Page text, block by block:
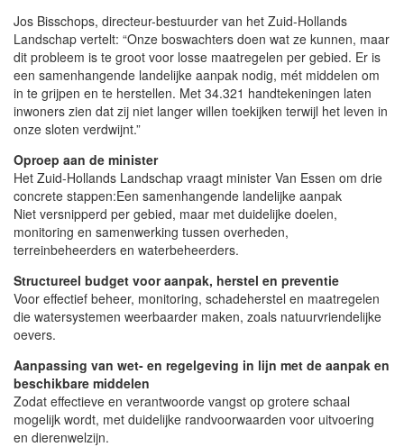
Jos Bisschops, directeur-bestuurder van het Zuid-Hollands
Landschap vertelt: “Onze boswachters doen wat ze kunnen, maar
dit probleem is te groot voor losse maatregelen per gebied. Er is
een samenhangende landelijke aanpak nodig, mét middelen om
in te grijpen en te herstellen. Met 34.321 handtekeningen laten
inwoners zien dat zij niet langer willen toekijken terwijl het leven in
onze sloten verdwijnt.”
Oproep aan de minister
Het Zuid-Hollands Landschap vraagt minister Van Essen om drie
concrete stappen:Een samenhangende landelijke aanpak
Niet versnipperd per gebied, maar met duidelijke doelen,
monitoring en samenwerking tussen overheden,
terreinbeheerders en waterbeheerders.
Structureel budget voor aanpak, herstel en preventie
Voor effectief beheer, monitoring, schadeherstel en maatregelen
die watersystemen weerbaarder maken, zoals natuurvriendelijke
oevers.
Aanpassing van wet- en regelgeving in lijn met de aanpak en
beschikbare middelen
Zodat effectieve en verantwoorde vangst op grotere schaal
mogelijk wordt, met duidelijke randvoorwaarden voor uitvoering
en dierenwelzijn.